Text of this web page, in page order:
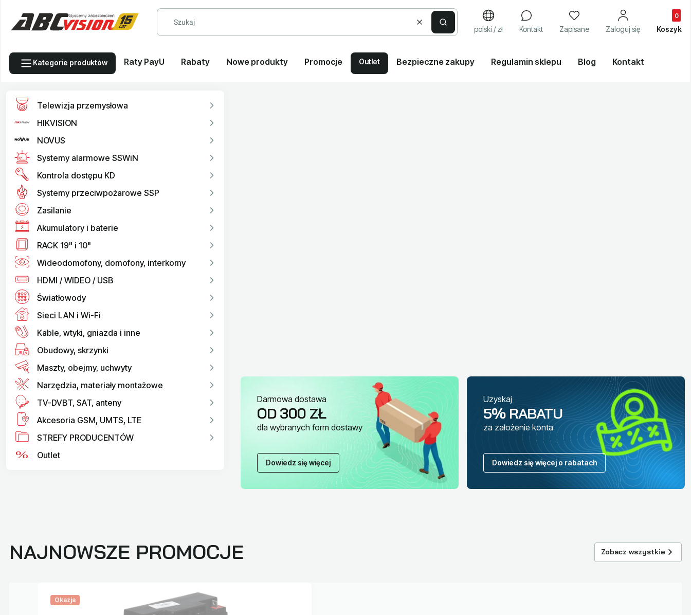
WyczyśćSzukaj polski / zł Kontakt Zapisane Zaloguj się Koszyk
Kategorie produktów Raty PayU Rabaty Nowe produkty Promocje Outlet Bezpieczne zakupy Regulamin sklepu Blog Kontakt
Telewizja przemysłowa
HIKVISION
NOVUS
Systemy alarmowe SSWiN
Kontrola dostępu KD
Systemy przeciwpożarowe SSP
Zasilanie
Akumulatory i baterie
RACK 19" i 10"
Wideodomofony, domofony, interkomy
HDMI / WIDEO / USB
Światłowody
Sieci LAN i Wi-Fi
Kable, wtyki, gniazda i inne
Obudowy, skrzynki
Maszty, obejmy, uchwyty
Narzędzia, materiały montażowe
TV-DVBT, SAT, anteny
Akcesoria GSM, UMTS, LTE
STREFY PRODUCENTÓW
Outlet
Darmowa dostawa
OD 300 ZŁ
dla wybranych form dostawy
Dowiedz się więcej
Uzyskaj
5% RABATU
za założenie konta
Dowiedz się więcej o rabatach
NAJNOWSZE PROMOCJE Zobacz wszystkie
Okazja